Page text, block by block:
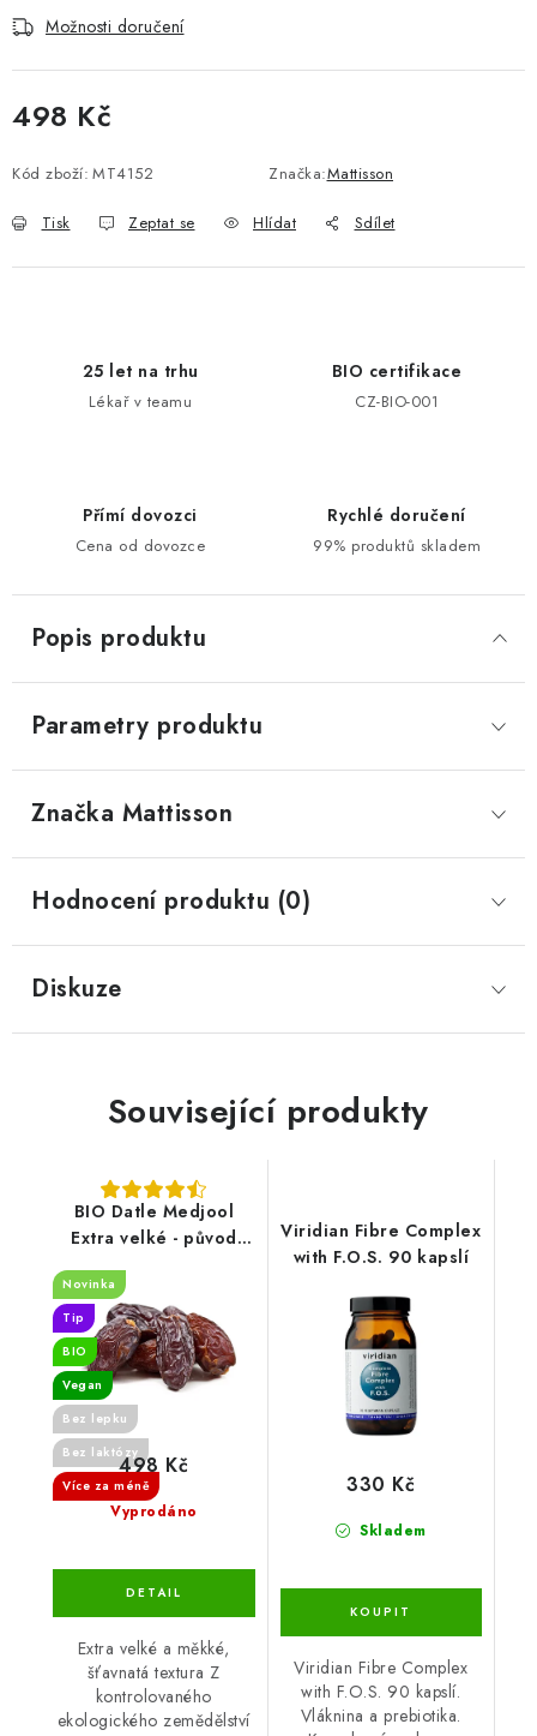
Možnosti doručení
498 Kč
Kód zboží: MT4152 Značka:Mattisson
Tisk Zeptat se Hlídat Sdílet
25 let na trhu
Lékař v teamu
BIO certifikace
CZ-BIO-001
Přímí dovozci
Cena od dovozce
Rychlé doručení
99% produktů skladem
Popis produktu
Parametry produktu
Značka Mattisson
Hodnocení produktu (0)
Diskuze
Související produkty
BIO Datle Medjool
Extra velké - původ
Izrael - 1 kg
Novinka
Tip
BIO
Vegan
Bez lepku
Bez laktózy
Více za méně
Vyprodáno
498 Kč
Extra velké a měkké,
šťavnatá textura Z
kontrolovaného
ekologického zemědělství
Viridian Fibre Complex
with F.O.S. 90 kapslí
Skladem
330 Kč
Viridian Fibre Complex
with F.O.S. 90 kapslí.
Vláknina a prebiotika.